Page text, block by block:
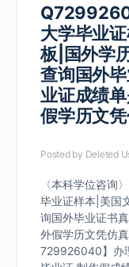
大学毕业
板|国外学
查询国外
业证成绩
假学历文
Posted by Deleted
〈本科学位咨询
毕业证样本|美国
询国外毕业证书
外假学历文凭仿
729926040】办